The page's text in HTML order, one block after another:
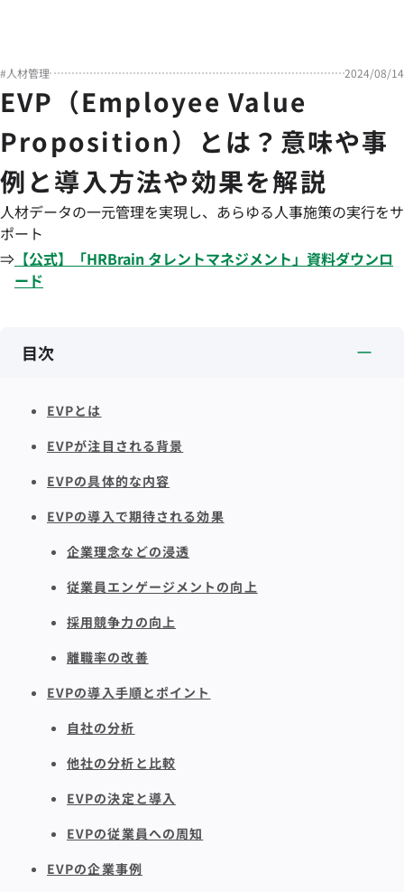
#人材管理 2024/08/14
EVP（Employee Value
Proposition）とは？意味や事
例と導入方法や効果を解説
人材データの一元管理を実現し、あらゆる人事施策の実行をサ
ポート
⇒ 【公式】「HRBrain タレントマネジメント」資料ダウンロ
ード
目次
EVPとは
EVPが注目される背景
EVPの具体的な内容
EVPの導入で期待される効果
企業理念などの浸透
従業員エンゲージメントの向上
採用競争力の向上
離職率の改善
EVPの導入手順とポイント
自社の分析
他社の分析と比較
EVPの決定と導入
EVPの従業員への周知
EVPの企業事例